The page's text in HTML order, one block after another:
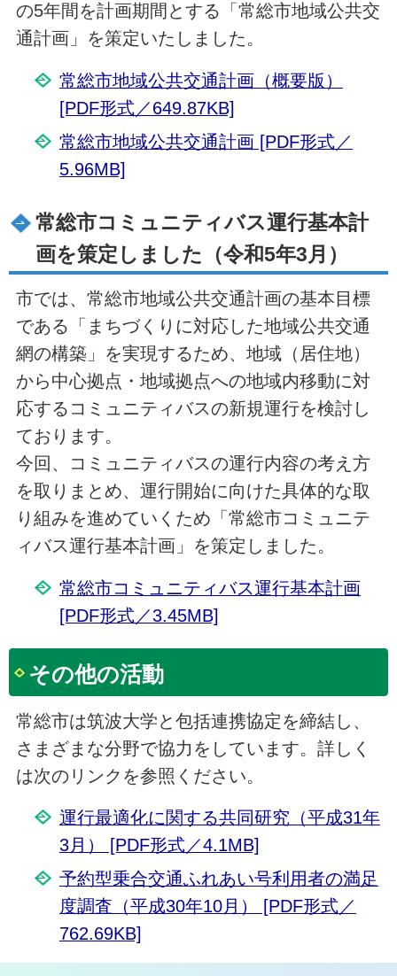
の5年間を計画期間とする「常総市地域公共交
通計画」を策定いたしました。
常総市地域公共交通計画（概要版）
[PDF形式／649.87KB]
常総市地域公共交通計画 [PDF形式／
5.96MB]
常総市コミュニティバス運行基本計
画を策定しました（令和5年3月）
市では、常総市地域公共交通計画の基本目標
である「まちづくりに対応した地域公共交通
網の構築」を実現するため、地域（居住地）
から中心拠点・地域拠点への地域内移動に対
応するコミュニティバスの新規運行を検討し
ております。
今回、コミュニティバスの運行内容の考え方
を取りまとめ、運行開始に向けた具体的な取
り組みを進めていくため「常総市コミュニテ
ィバス運行基本計画」を策定しました。
常総市コミュニティバス運行基本計画
[PDF形式／3.45MB]
その他の活動
常総市は筑波大学と包括連携協定を締結し、
さまざまな分野で協力をしています。詳しく
は次のリンクを参照ください。
運行最適化に関する共同研究（平成31年
3月） [PDF形式／4.1MB]
予約型乗合交通ふれあい号利用者の満足
度調査（平成30年10月） [PDF形式／
762.69KB]